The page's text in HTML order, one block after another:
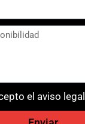
el aviso legal